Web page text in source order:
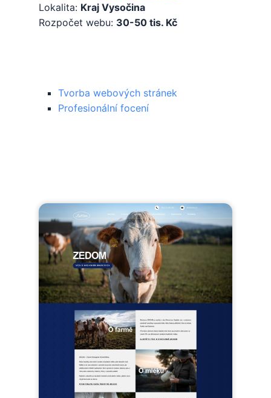
Lokalita: Kraj Vysočina
Rozpočet webu: 30-50 tis. Kč
Tvorba webových stránek
Profesionální focení